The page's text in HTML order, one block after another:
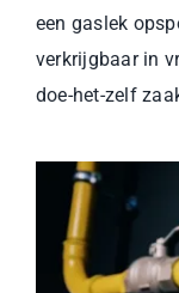
een gaslek
verkrijgbaar in
doe-het-zelf